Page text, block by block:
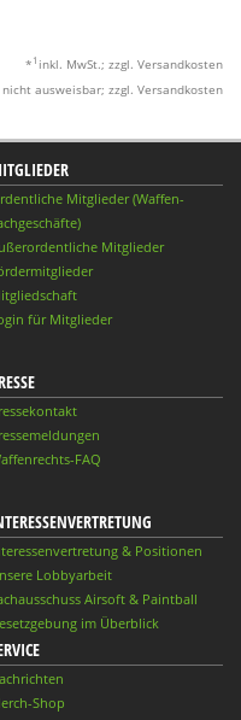
* 1 inkl. MwSt.; zzgl. Versandkosten
ausweisbar; zzgl. Versandkosten
Mitglieder (Waffen-
Mitglieder
für Mitglieder
FAQ
& Positionen
Lobbyarbeit
Airsoft & Paintball
im Überblick
Shop